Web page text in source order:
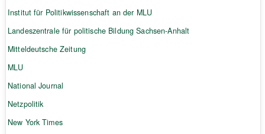
Institut für Politikwissenschaft an der MLU
Landeszentrale für politische Bildung Sachsen-Anhalt
Mitteldeutsche Zeitung
MLU
National Journal
Netzpolitik
New York Times